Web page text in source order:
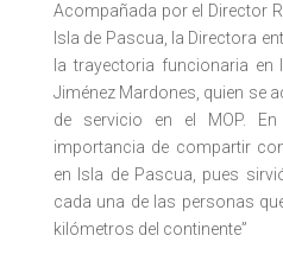
Acompañada por el Director
Isla de Pascua, la Directora
la trayectoria funcionaria en
Jiménez Mardones, quien se
de servicio en el MOP.
importancia de compartir
en Isla de Pascua, pues
cada una de las personas
kilómetros del continente”